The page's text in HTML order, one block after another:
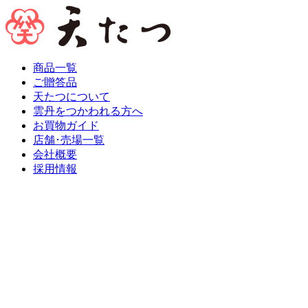
商品一覧
ご贈答品
天たつについて
雲丹をつかわれる方へ
お買物ガイド
店舗･売場一覧
会社概要
採用情報